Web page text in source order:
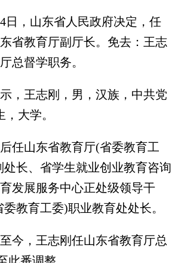
，山东省人民政府决定，任
省教育厅副厅长。免去：王志
总督学职务。
王志刚，男，汉族，中共党
，大学。
山东省教育厅(省委教育工
长、省学生就业创业教育咨询
发展服务中心正处级领导干
教育工委)职业教育处处长。
，王志刚任山东省教育厅总